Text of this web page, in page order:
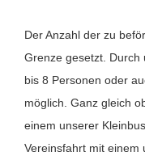
Der Anzahl der zu
Grenze gesetzt. Durch
bis 8 Personen oder
möglich. Ganz gleich
einem unserer
Vereinsfahrt mit einem